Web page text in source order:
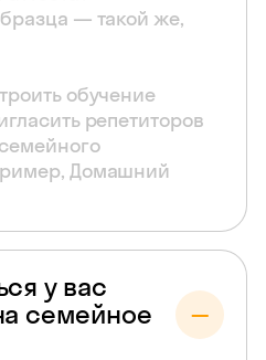
— такой же,
обучение
репетиторов
Домашний
у вас
семейное